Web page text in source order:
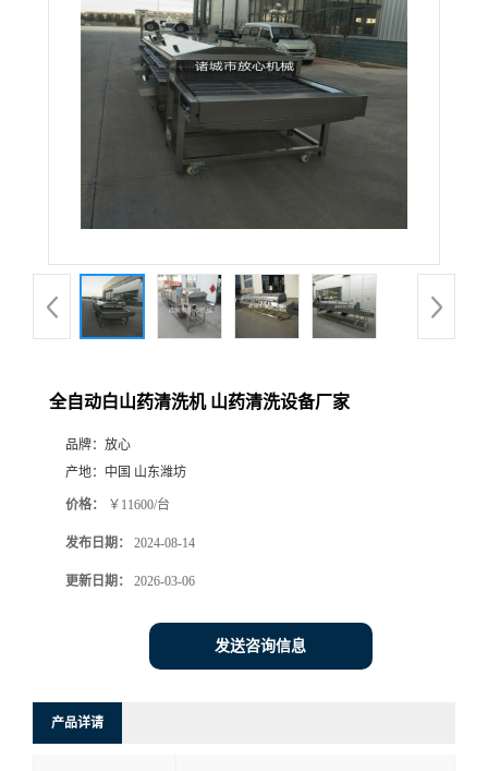
全自动白山药清洗机 山药清洗设备厂家
品牌： 放心
产地： 中国 山东潍坊
价格： ￥11600/台
发布日期： 2024-08-14
更新日期： 2026-03-06
发送咨询信息
产品详请